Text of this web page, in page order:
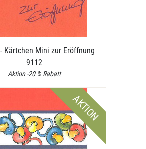
- Kärtchen Mini zur Eröffnung
9112
Aktion -20 % Rabatt
AKTION